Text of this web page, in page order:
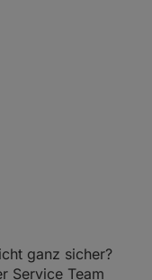
ganz sicher?
Service Team